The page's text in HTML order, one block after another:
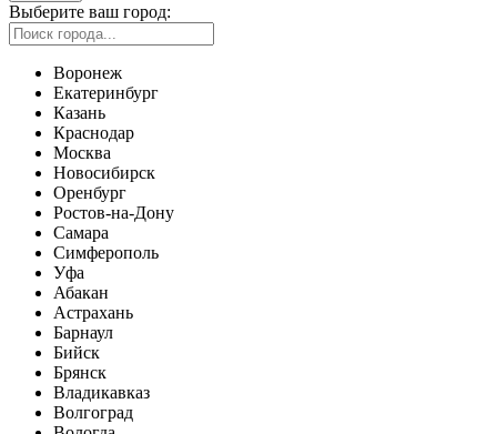
Выберите ваш город:
Воронеж
Екатеринбург
Казань
Краснодар
Москва
Новосибирск
Оренбург
Ростов-на-Дону
Самара
Симферополь
Уфа
Абакан
Астрахань
Барнаул
Бийск
Брянск
Владикавказ
Волгоград